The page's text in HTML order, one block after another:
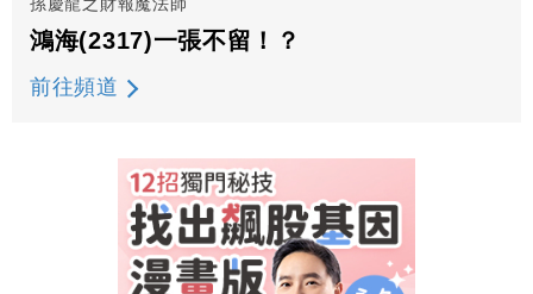
孫慶龍之財報魔法師
鴻海(2317)一張不留！？
前往頻道